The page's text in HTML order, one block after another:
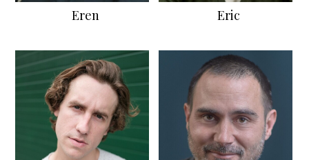
Eren Eric